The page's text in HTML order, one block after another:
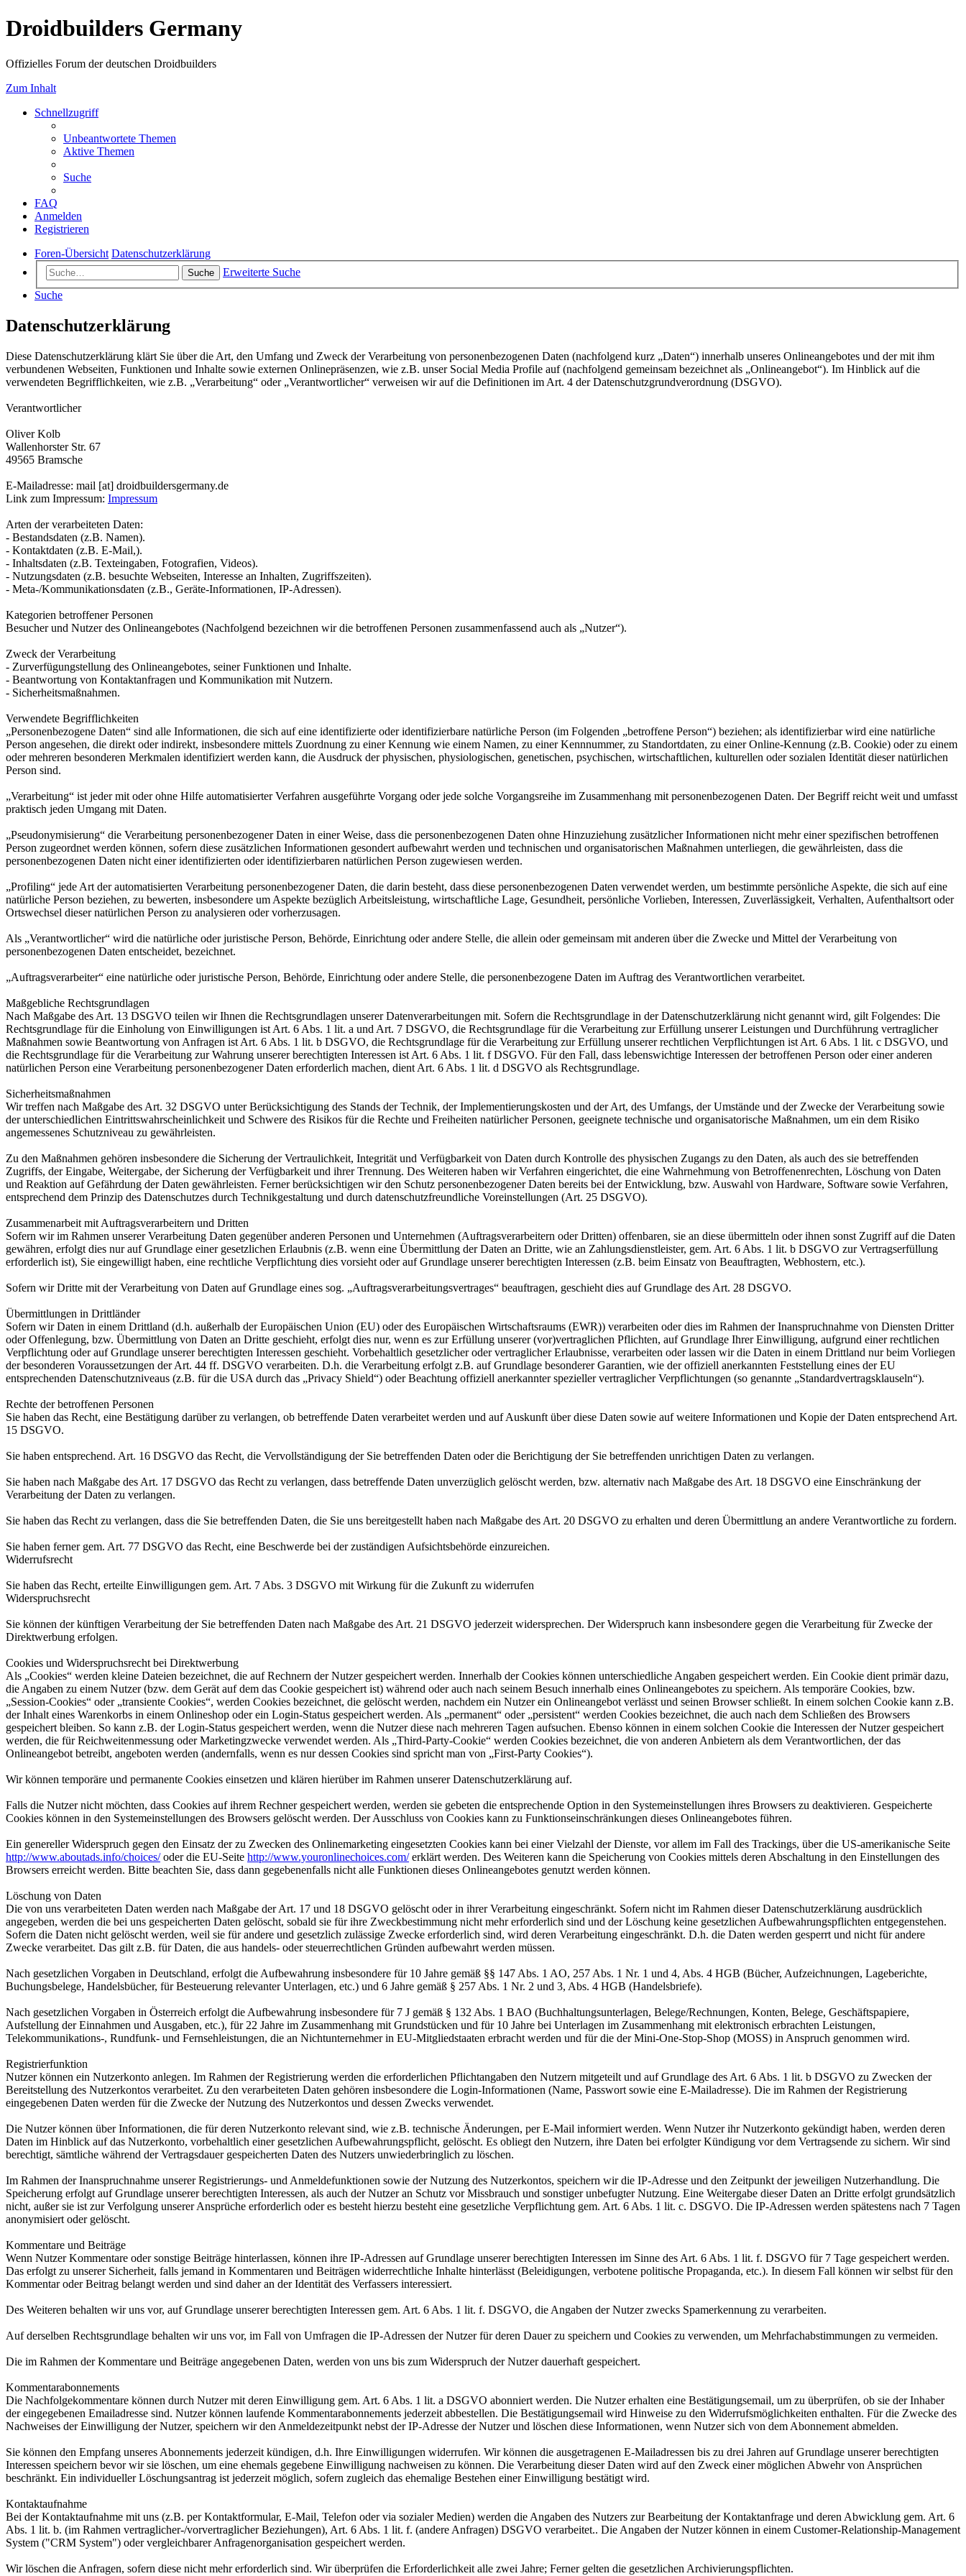
Droidbuilders Germany
Offizielles Forum der deutschen Droidbuilders
Zum Inhalt
Schnellzugriff
Unbeantwortete Themen
Aktive Themen
Suche
FAQ
Anmelden
Registrieren
Foren-Übersicht Datenschutzerklärung
Suche
Erweiterte Suche
Suche
Datenschutzerklärung
Diese Datenschutzerklärung klärt Sie über die Art, den Umfang und Zweck der Verarbeitung von personenbezogenen Daten (nachfolgend kurz „Daten“) innerhalb unseres Onlineangebotes und der mit ihm
verbundenen Webseiten, Funktionen und Inhalte sowie externen Onlinepräsenzen, wie z.B. unser Social Media Profile auf (nachfolgend gemeinsam bezeichnet als „Onlineangebot“). Im Hinblick auf die
verwendeten Begrifflichkeiten, wie z.B. „Verarbeitung“ oder „Verantwortlicher“ verweisen wir auf die Definitionen im Art. 4 der Datenschutzgrundverordnung (DSGVO).
Verantwortlicher
Oliver Kolb
Wallenhorster Str. 67
49565 Bramsche
E-Mailadresse: mail [at] droidbuildersgermany.de
Link zum Impressum: Impressum
Arten der verarbeiteten Daten:
- Bestandsdaten (z.B. Namen).
- Kontaktdaten (z.B. E-Mail,).
- Inhaltsdaten (z.B. Texteingaben, Fotografien, Videos).
- Nutzungsdaten (z.B. besuchte Webseiten, Interesse an Inhalten, Zugriffszeiten).
- Meta-/Kommunikationsdaten (z.B., Geräte-Informationen, IP-Adressen).
Kategorien betroffener Personen
Besucher und Nutzer des Onlineangebotes (Nachfolgend bezeichnen wir die betroffenen Personen zusammenfassend auch als „Nutzer“).
Zweck der Verarbeitung
- Zurverfügungstellung des Onlineangebotes, seiner Funktionen und Inhalte.
- Beantwortung von Kontaktanfragen und Kommunikation mit Nutzern.
- Sicherheitsmaßnahmen.
Verwendete Begrifflichkeiten
„Personenbezogene Daten“ sind alle Informationen, die sich auf eine identifizierte oder identifizierbare natürliche Person (im Folgenden „betroffene Person“) beziehen; als identifizierbar wird eine natürliche
Person angesehen, die direkt oder indirekt, insbesondere mittels Zuordnung zu einer Kennung wie einem Namen, zu einer Kennnummer, zu Standortdaten, zu einer Online-Kennung (z.B. Cookie) oder zu einem
oder mehreren besonderen Merkmalen identifiziert werden kann, die Ausdruck der physischen, physiologischen, genetischen, psychischen, wirtschaftlichen, kulturellen oder sozialen Identität dieser natürlichen
Person sind.
„Verarbeitung“ ist jeder mit oder ohne Hilfe automatisierter Verfahren ausgeführte Vorgang oder jede solche Vorgangsreihe im Zusammenhang mit personenbezogenen Daten. Der Begriff reicht weit und umfasst
praktisch jeden Umgang mit Daten.
„Pseudonymisierung“ die Verarbeitung personenbezogener Daten in einer Weise, dass die personenbezogenen Daten ohne Hinzuziehung zusätzlicher Informationen nicht mehr einer spezifischen betroffenen
Person zugeordnet werden können, sofern diese zusätzlichen Informationen gesondert aufbewahrt werden und technischen und organisatorischen Maßnahmen unterliegen, die gewährleisten, dass die
personenbezogenen Daten nicht einer identifizierten oder identifizierbaren natürlichen Person zugewiesen werden.
„Profiling“ jede Art der automatisierten Verarbeitung personenbezogener Daten, die darin besteht, dass diese personenbezogenen Daten verwendet werden, um bestimmte persönliche Aspekte, die sich auf eine
natürliche Person beziehen, zu bewerten, insbesondere um Aspekte bezüglich Arbeitsleistung, wirtschaftliche Lage, Gesundheit, persönliche Vorlieben, Interessen, Zuverlässigkeit, Verhalten, Aufenthaltsort oder
Ortswechsel dieser natürlichen Person zu analysieren oder vorherzusagen.
Als „Verantwortlicher“ wird die natürliche oder juristische Person, Behörde, Einrichtung oder andere Stelle, die allein oder gemeinsam mit anderen über die Zwecke und Mittel der Verarbeitung von
personenbezogenen Daten entscheidet, bezeichnet.
„Auftragsverarbeiter“ eine natürliche oder juristische Person, Behörde, Einrichtung oder andere Stelle, die personenbezogene Daten im Auftrag des Verantwortlichen verarbeitet.
Maßgebliche Rechtsgrundlagen
Nach Maßgabe des Art. 13 DSGVO teilen wir Ihnen die Rechtsgrundlagen unserer Datenverarbeitungen mit. Sofern die Rechtsgrundlage in der Datenschutzerklärung nicht genannt wird, gilt Folgendes: Die
Rechtsgrundlage für die Einholung von Einwilligungen ist Art. 6 Abs. 1 lit. a und Art. 7 DSGVO, die Rechtsgrundlage für die Verarbeitung zur Erfüllung unserer Leistungen und Durchführung vertraglicher
Maßnahmen sowie Beantwortung von Anfragen ist Art. 6 Abs. 1 lit. b DSGVO, die Rechtsgrundlage für die Verarbeitung zur Erfüllung unserer rechtlichen Verpflichtungen ist Art. 6 Abs. 1 lit. c DSGVO, und
die Rechtsgrundlage für die Verarbeitung zur Wahrung unserer berechtigten Interessen ist Art. 6 Abs. 1 lit. f DSGVO. Für den Fall, dass lebenswichtige Interessen der betroffenen Person oder einer anderen
natürlichen Person eine Verarbeitung personenbezogener Daten erforderlich machen, dient Art. 6 Abs. 1 lit. d DSGVO als Rechtsgrundlage.
Sicherheitsmaßnahmen
Wir treffen nach Maßgabe des Art. 32 DSGVO unter Berücksichtigung des Stands der Technik, der Implementierungskosten und der Art, des Umfangs, der Umstände und der Zwecke der Verarbeitung sowie
der unterschiedlichen Eintrittswahrscheinlichkeit und Schwere des Risikos für die Rechte und Freiheiten natürlicher Personen, geeignete technische und organisatorische Maßnahmen, um ein dem Risiko
angemessenes Schutzniveau zu gewährleisten.
Zu den Maßnahmen gehören insbesondere die Sicherung der Vertraulichkeit, Integrität und Verfügbarkeit von Daten durch Kontrolle des physischen Zugangs zu den Daten, als auch des sie betreffenden
Zugriffs, der Eingabe, Weitergabe, der Sicherung der Verfügbarkeit und ihrer Trennung. Des Weiteren haben wir Verfahren eingerichtet, die eine Wahrnehmung von Betroffenenrechten, Löschung von Daten
und Reaktion auf Gefährdung der Daten gewährleisten. Ferner berücksichtigen wir den Schutz personenbezogener Daten bereits bei der Entwicklung, bzw. Auswahl von Hardware, Software sowie Verfahren,
entsprechend dem Prinzip des Datenschutzes durch Technikgestaltung und durch datenschutzfreundliche Voreinstellungen (Art. 25 DSGVO).
Zusammenarbeit mit Auftragsverarbeitern und Dritten
Sofern wir im Rahmen unserer Verarbeitung Daten gegenüber anderen Personen und Unternehmen (Auftragsverarbeitern oder Dritten) offenbaren, sie an diese übermitteln oder ihnen sonst Zugriff auf die Daten
gewähren, erfolgt dies nur auf Grundlage einer gesetzlichen Erlaubnis (z.B. wenn eine Übermittlung der Daten an Dritte, wie an Zahlungsdienstleister, gem. Art. 6 Abs. 1 lit. b DSGVO zur Vertragserfüllung
erforderlich ist), Sie eingewilligt haben, eine rechtliche Verpflichtung dies vorsieht oder auf Grundlage unserer berechtigten Interessen (z.B. beim Einsatz von Beauftragten, Webhostern, etc.).
Sofern wir Dritte mit der Verarbeitung von Daten auf Grundlage eines sog. „Auftragsverarbeitungsvertrages“ beauftragen, geschieht dies auf Grundlage des Art. 28 DSGVO.
Übermittlungen in Drittländer
Sofern wir Daten in einem Drittland (d.h. außerhalb der Europäischen Union (EU) oder des Europäischen Wirtschaftsraums (EWR)) verarbeiten oder dies im Rahmen der Inanspruchnahme von Diensten Dritter
oder Offenlegung, bzw. Übermittlung von Daten an Dritte geschieht, erfolgt dies nur, wenn es zur Erfüllung unserer (vor)vertraglichen Pflichten, auf Grundlage Ihrer Einwilligung, aufgrund einer rechtlichen
Verpflichtung oder auf Grundlage unserer berechtigten Interessen geschieht. Vorbehaltlich gesetzlicher oder vertraglicher Erlaubnisse, verarbeiten oder lassen wir die Daten in einem Drittland nur beim Vorliegen
der besonderen Voraussetzungen der Art. 44 ff. DSGVO verarbeiten. D.h. die Verarbeitung erfolgt z.B. auf Grundlage besonderer Garantien, wie der offiziell anerkannten Feststellung eines der EU
entsprechenden Datenschutzniveaus (z.B. für die USA durch das „Privacy Shield“) oder Beachtung offiziell anerkannter spezieller vertraglicher Verpflichtungen (so genannte „Standardvertragsklauseln“).
Rechte der betroffenen Personen
Sie haben das Recht, eine Bestätigung darüber zu verlangen, ob betreffende Daten verarbeitet werden und auf Auskunft über diese Daten sowie auf weitere Informationen und Kopie der Daten entsprechend Art.
15 DSGVO.
Sie haben entsprechend. Art. 16 DSGVO das Recht, die Vervollständigung der Sie betreffenden Daten oder die Berichtigung der Sie betreffenden unrichtigen Daten zu verlangen.
Sie haben nach Maßgabe des Art. 17 DSGVO das Recht zu verlangen, dass betreffende Daten unverzüglich gelöscht werden, bzw. alternativ nach Maßgabe des Art. 18 DSGVO eine Einschränkung der
Verarbeitung der Daten zu verlangen.
Sie haben das Recht zu verlangen, dass die Sie betreffenden Daten, die Sie uns bereitgestellt haben nach Maßgabe des Art. 20 DSGVO zu erhalten und deren Übermittlung an andere Verantwortliche zu fordern.
Sie haben ferner gem. Art. 77 DSGVO das Recht, eine Beschwerde bei der zuständigen Aufsichtsbehörde einzureichen.
Widerrufsrecht
Sie haben das Recht, erteilte Einwilligungen gem. Art. 7 Abs. 3 DSGVO mit Wirkung für die Zukunft zu widerrufen
Widerspruchsrecht
Sie können der künftigen Verarbeitung der Sie betreffenden Daten nach Maßgabe des Art. 21 DSGVO jederzeit widersprechen. Der Widerspruch kann insbesondere gegen die Verarbeitung für Zwecke der
Direktwerbung erfolgen.
Cookies und Widerspruchsrecht bei Direktwerbung
Als „Cookies“ werden kleine Dateien bezeichnet, die auf Rechnern der Nutzer gespeichert werden. Innerhalb der Cookies können unterschiedliche Angaben gespeichert werden. Ein Cookie dient primär dazu,
die Angaben zu einem Nutzer (bzw. dem Gerät auf dem das Cookie gespeichert ist) während oder auch nach seinem Besuch innerhalb eines Onlineangebotes zu speichern. Als temporäre Cookies, bzw.
„Session-Cookies“ oder „transiente Cookies“, werden Cookies bezeichnet, die gelöscht werden, nachdem ein Nutzer ein Onlineangebot verlässt und seinen Browser schließt. In einem solchen Cookie kann z.B.
der Inhalt eines Warenkorbs in einem Onlineshop oder ein Login-Status gespeichert werden. Als „permanent“ oder „persistent“ werden Cookies bezeichnet, die auch nach dem Schließen des Browsers
gespeichert bleiben. So kann z.B. der Login-Status gespeichert werden, wenn die Nutzer diese nach mehreren Tagen aufsuchen. Ebenso können in einem solchen Cookie die Interessen der Nutzer gespeichert
werden, die für Reichweitenmessung oder Marketingzwecke verwendet werden. Als „Third-Party-Cookie“ werden Cookies bezeichnet, die von anderen Anbietern als dem Verantwortlichen, der das
Onlineangebot betreibt, angeboten werden (andernfalls, wenn es nur dessen Cookies sind spricht man von „First-Party Cookies“).
Wir können temporäre und permanente Cookies einsetzen und klären hierüber im Rahmen unserer Datenschutzerklärung auf.
Falls die Nutzer nicht möchten, dass Cookies auf ihrem Rechner gespeichert werden, werden sie gebeten die entsprechende Option in den Systemeinstellungen ihres Browsers zu deaktivieren. Gespeicherte
Cookies können in den Systemeinstellungen des Browsers gelöscht werden. Der Ausschluss von Cookies kann zu Funktionseinschränkungen dieses Onlineangebotes führen.
Ein genereller Widerspruch gegen den Einsatz der zu Zwecken des Onlinemarketing eingesetzten Cookies kann bei einer Vielzahl der Dienste, vor allem im Fall des Trackings, über die US-amerikanische Seite
http://www.aboutads.info/choices/oder die EU-Seite http://www.youronlinechoices.com/erklärt werden. Des Weiteren kann die Speicherung von Cookies mittels deren Abschaltung in den Einstellungen des
Browsers erreicht werden. Bitte beachten Sie, dass dann gegebenenfalls nicht alle Funktionen dieses Onlineangebotes genutzt werden können.
Löschung von Daten
Die von uns verarbeiteten Daten werden nach Maßgabe der Art. 17 und 18 DSGVO gelöscht oder in ihrer Verarbeitung eingeschränkt. Sofern nicht im Rahmen dieser Datenschutzerklärung ausdrücklich
angegeben, werden die bei uns gespeicherten Daten gelöscht, sobald sie für ihre Zweckbestimmung nicht mehr erforderlich sind und der Löschung keine gesetzlichen Aufbewahrungspflichten entgegenstehen.
Sofern die Daten nicht gelöscht werden, weil sie für andere und gesetzlich zulässige Zwecke erforderlich sind, wird deren Verarbeitung eingeschränkt. D.h. die Daten werden gesperrt und nicht für andere
Zwecke verarbeitet. Das gilt z.B. für Daten, die aus handels- oder steuerrechtlichen Gründen aufbewahrt werden müssen.
Nach gesetzlichen Vorgaben in Deutschland, erfolgt die Aufbewahrung insbesondere für 10 Jahre gemäß §§ 147 Abs. 1 AO, 257 Abs. 1 Nr. 1 und 4, Abs. 4 HGB (Bücher, Aufzeichnungen, Lageberichte,
Buchungsbelege, Handelsbücher, für Besteuerung relevanter Unterlagen, etc.) und 6 Jahre gemäß § 257 Abs. 1 Nr. 2 und 3, Abs. 4 HGB (Handelsbriefe).
Nach gesetzlichen Vorgaben in Österreich erfolgt die Aufbewahrung insbesondere für 7 J gemäß § 132 Abs. 1 BAO (Buchhaltungsunterlagen, Belege/Rechnungen, Konten, Belege, Geschäftspapiere,
Aufstellung der Einnahmen und Ausgaben, etc.), für 22 Jahre im Zusammenhang mit Grundstücken und für 10 Jahre bei Unterlagen im Zusammenhang mit elektronisch erbrachten Leistungen,
Telekommunikations-, Rundfunk- und Fernsehleistungen, die an Nichtunternehmer in EU-Mitgliedstaaten erbracht werden und für die der Mini-One-Stop-Shop (MOSS) in Anspruch genommen wird.
Registrierfunktion
Nutzer können ein Nutzerkonto anlegen. Im Rahmen der Registrierung werden die erforderlichen Pflichtangaben den Nutzern mitgeteilt und auf Grundlage des Art. 6 Abs. 1 lit. b DSGVO zu Zwecken der
Bereitstellung des Nutzerkontos verarbeitet. Zu den verarbeiteten Daten gehören insbesondere die Login-Informationen (Name, Passwort sowie eine E-Mailadresse). Die im Rahmen der Registrierung
eingegebenen Daten werden für die Zwecke der Nutzung des Nutzerkontos und dessen Zwecks verwendet.
Die Nutzer können über Informationen, die für deren Nutzerkonto relevant sind, wie z.B. technische Änderungen, per E-Mail informiert werden. Wenn Nutzer ihr Nutzerkonto gekündigt haben, werden deren
Daten im Hinblick auf das Nutzerkonto, vorbehaltlich einer gesetzlichen Aufbewahrungspflicht, gelöscht. Es obliegt den Nutzern, ihre Daten bei erfolgter Kündigung vor dem Vertragsende zu sichern. Wir sind
berechtigt, sämtliche während der Vertragsdauer gespeicherten Daten des Nutzers unwiederbringlich zu löschen.
Im Rahmen der Inanspruchnahme unserer Registrierungs- und Anmeldefunktionen sowie der Nutzung des Nutzerkontos, speichern wir die IP-Adresse und den Zeitpunkt der jeweiligen Nutzerhandlung. Die
Speicherung erfolgt auf Grundlage unserer berechtigten Interessen, als auch der Nutzer an Schutz vor Missbrauch und sonstiger unbefugter Nutzung. Eine Weitergabe dieser Daten an Dritte erfolgt grundsätzlich
nicht, außer sie ist zur Verfolgung unserer Ansprüche erforderlich oder es besteht hierzu besteht eine gesetzliche Verpflichtung gem. Art. 6 Abs. 1 lit. c. DSGVO. Die IP-Adressen werden spätestens nach 7 Tagen
anonymisiert oder gelöscht.
Kommentare und Beiträge
Wenn Nutzer Kommentare oder sonstige Beiträge hinterlassen, können ihre IP-Adressen auf Grundlage unserer berechtigten Interessen im Sinne des Art. 6 Abs. 1 lit. f. DSGVO für 7 Tage gespeichert werden.
Das erfolgt zu unserer Sicherheit, falls jemand in Kommentaren und Beiträgen widerrechtliche Inhalte hinterlässt (Beleidigungen, verbotene politische Propaganda, etc.). In diesem Fall können wir selbst für den
Kommentar oder Beitrag belangt werden und sind daher an der Identität des Verfassers interessiert.
Des Weiteren behalten wir uns vor, auf Grundlage unserer berechtigten Interessen gem. Art. 6 Abs. 1 lit. f. DSGVO, die Angaben der Nutzer zwecks Spamerkennung zu verarbeiten.
Auf derselben Rechtsgrundlage behalten wir uns vor, im Fall von Umfragen die IP-Adressen der Nutzer für deren Dauer zu speichern und Cookies zu verwenden, um Mehrfachabstimmungen zu vermeiden.
Die im Rahmen der Kommentare und Beiträge angegebenen Daten, werden von uns bis zum Widerspruch der Nutzer dauerhaft gespeichert.
Kommentarabonnements
Die Nachfolgekommentare können durch Nutzer mit deren Einwilligung gem. Art. 6 Abs. 1 lit. a DSGVO abonniert werden. Die Nutzer erhalten eine Bestätigungsemail, um zu überprüfen, ob sie der Inhaber
der eingegebenen Emailadresse sind. Nutzer können laufende Kommentarabonnements jederzeit abbestellen. Die Bestätigungsemail wird Hinweise zu den Widerrufsmöglichkeiten enthalten. Für die Zwecke des
Nachweises der Einwilligung der Nutzer, speichern wir den Anmeldezeitpunkt nebst der IP-Adresse der Nutzer und löschen diese Informationen, wenn Nutzer sich von dem Abonnement abmelden.
Sie können den Empfang unseres Abonnements jederzeit kündigen, d.h. Ihre Einwilligungen widerrufen. Wir können die ausgetragenen E-Mailadressen bis zu drei Jahren auf Grundlage unserer berechtigten
Interessen speichern bevor wir sie löschen, um eine ehemals gegebene Einwilligung nachweisen zu können. Die Verarbeitung dieser Daten wird auf den Zweck einer möglichen Abwehr von Ansprüchen
beschränkt. Ein individueller Löschungsantrag ist jederzeit möglich, sofern zugleich das ehemalige Bestehen einer Einwilligung bestätigt wird.
Kontaktaufnahme
Bei der Kontaktaufnahme mit uns (z.B. per Kontaktformular, E-Mail, Telefon oder via sozialer Medien) werden die Angaben des Nutzers zur Bearbeitung der Kontaktanfrage und deren Abwicklung gem. Art. 6
Abs. 1 lit. b. (im Rahmen vertraglicher-/vorvertraglicher Beziehungen), Art. 6 Abs. 1 lit. f. (andere Anfragen) DSGVO verarbeitet.. Die Angaben der Nutzer können in einem Customer-Relationship-Management
System ("CRM System") oder vergleichbarer Anfragenorganisation gespeichert werden.
Wir löschen die Anfragen, sofern diese nicht mehr erforderlich sind. Wir überprüfen die Erforderlichkeit alle zwei Jahre; Ferner gelten die gesetzlichen Archivierungspflichten.